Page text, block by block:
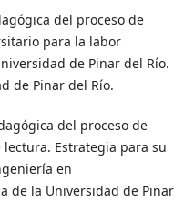
del proceso de
para la labor
de Pinar del Río.
de Pinar del Río.
del proceso de
Estrategia para su
en
de la Universidad de Pinar